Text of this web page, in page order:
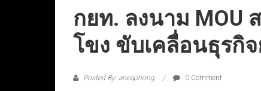
กยท. ลงนาม MOU
โขง ขับเคลื่อนธุรกิ
Posted By: aneaphong 0 Comment